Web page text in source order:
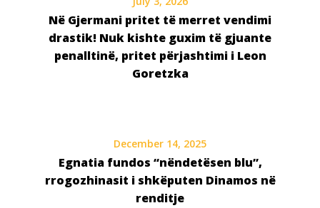
Në Gjermani pritet të merret vendimi
drastik! Nuk kishte guxim të gjuante
penalltinë, pritet përjashtimi i Leon
Goretzka
December 14, 2025
Egnatia fundos “nëndetësen blu”,
rrogozhinasit i shkëputen Dinamos në
renditje